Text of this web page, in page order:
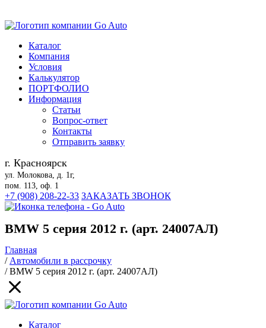
Каталог
Компания
Условия
Калькулятор
ПОРТФОЛИО
Информация
Статьи
Вопрос-ответ
Контакты
Отправить заявку
г. Красноярск
ул. Молокова, д. 1г,
пом. 113, оф. 1
+7 (908) 208-22-33 ЗАКАЗАТЬ ЗВОНОК
BMW 5 серия 2012 г. (арт. 24007АЛ)
Главная
/Автомобили в рассрочку
/BMW 5 серия 2012 г. (арт. 24007АЛ)
Каталог